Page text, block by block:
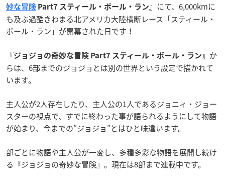
妙な冒険 Part7 スティール・ボール・ラン 』
にて、6,000kmに
も及ぶ過酷きわまる北アメリカ大陸横断レース「スティール・
ボール・ラン」が開幕された日です！
『ジョジョの奇妙な冒険 Part7 スティール・ボール・ラン』 か
らは、6部までのジョジョとは別の世界という設定で描かれて
います。
主人公が2人存在したり、主人公の1人であるジョニィ・ジョー
スターの視点で、すでに終わった事が語られるようにして物語
が始まり、 今までの”ジョジョ”とはひと味違います。
部ごとに物語や主人公が一変し、多種多彩な物語を展開し続け
る『ジョジョの奇妙な冒険』。現在は8部まで連載中です。